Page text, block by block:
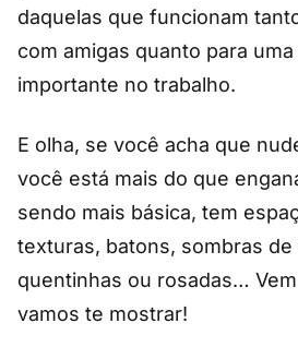
daquelas que funcionam
com amigas quanto para
importante no trabalho.
E olha, se você acha que
você está mais do que
sendo mais básica, tem
texturas, batons, sombras de
quentinhas ou rosadas…
vamos te mostrar!